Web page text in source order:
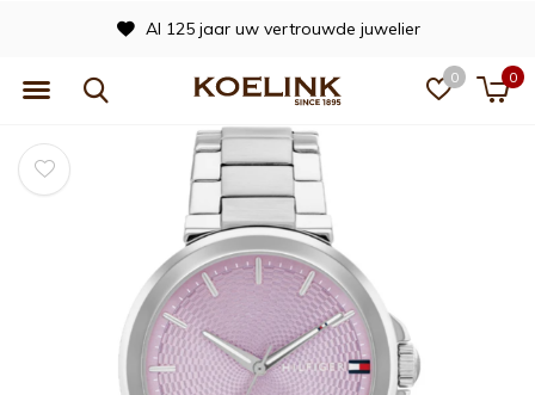
0 0
Al 125 jaar uw vertrouwde juwelier